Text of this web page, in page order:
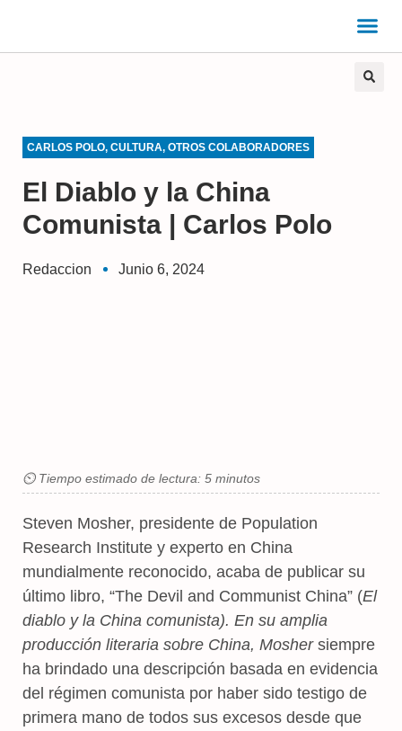
CARLOS POLO, CULTURA, OTROS COLABORADORES
El Diablo y la China
Comunista | Carlos Polo
Redaccion Junio 6, 2024
⏲ Tiempo estimado de lectura: 5 minutos
Steven Mosher, presidente de Population
Research Institute y experto en China
mundialmente reconocido, acaba de publicar su
último libro, “The Devil and Communist China” (El
diablo y la China comunista). En su amplia
producción literaria sobre China, Moshersiempre
ha brindado una descripción basada en evidencia
del régimen comunista por haber sido testigo de
primera mano de todos sus excesos desde que